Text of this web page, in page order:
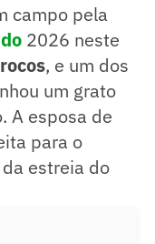
campo pela
2026 neste
, e um dos
um grato
A esposa de
para o
estreia do